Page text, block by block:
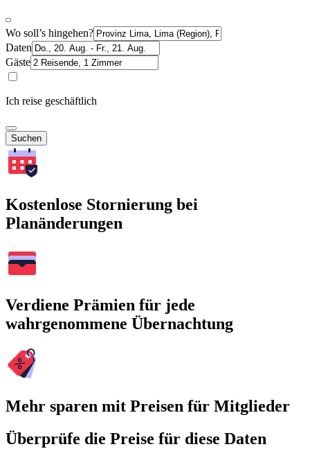
Wo soll’s hingehen?
Daten
Gäste
Ich reise geschäftlich
Suchen
Kostenlose Stornierung bei
Planänderungen
Verdiene Prämien für jede
wahrgenommene Übernachtung
Mehr sparen mit Preisen für Mitglieder
Überprüfe die Preise für diese Daten